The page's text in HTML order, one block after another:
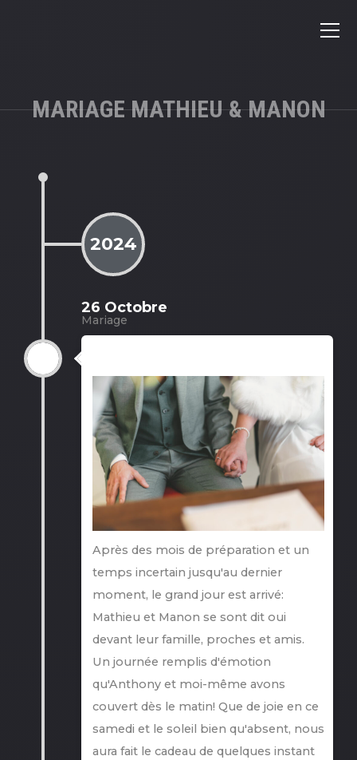
MARIAGE MATHIEU & MANON
2024
26 Octobre
Mariage
Après des mois de préparation et un
temps incertain jusqu'au dernier
moment, le grand jour est arrivé:
Mathieu et Manon se sont dit oui
devant leur famille, proches et amis.
Un journée remplis d'émotion
qu'Anthony et moi-même avons
couvert dès le matin! Que de joie en ce
samedi et le soleil bien qu'absent, nous
aura fait le cadeau de quelques instant